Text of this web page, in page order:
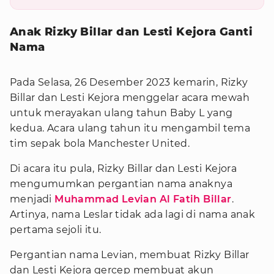
Anak Rizky Billar dan Lesti Kejora Ganti
Nama
Pada Selasa, 26 Desember 2023 kemarin, Rizky
Billar dan Lesti Kejora menggelar acara mewah
untuk merayakan ulang tahun Baby L yang
kedua. Acara ulang tahun itu mengambil tema
tim sepak bola Manchester United.
Di acara itu pula, Rizky Billar dan Lesti Kejora
mengumumkan pergantian nama anaknya
menjadi Muhammad Levian Al Fatih Billar.
Artinya, nama Leslar tidak ada lagi di nama anak
pertama sejoli itu.
Pergantian nama Levian, membuat Rizky Billar
dan Lesti Kejora gercep membuat akun